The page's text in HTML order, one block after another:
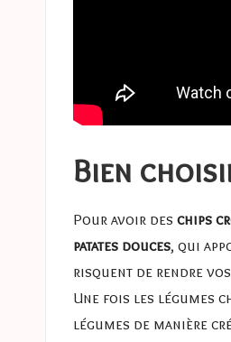
Bien
Pour avoir des chips
patates douces, qui
risquent de rendre
Une fois les légumes
légumes de manière